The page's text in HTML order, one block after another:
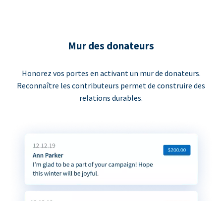
Mur des donateurs
Honorez vos portes en activant un mur de donateurs.
Reconnaître les contributeurs permet de construire des
relations durables.